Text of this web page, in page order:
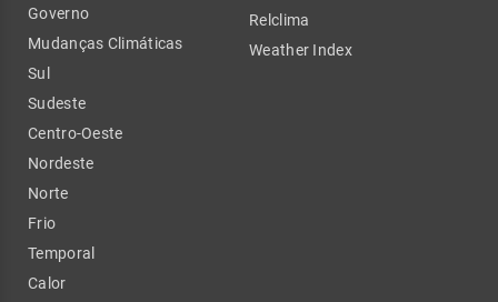
Governo
Mudanças Climáticas
Sul
Sudeste
Centro-Oeste
Nordeste
Norte
Frio
Temporal
Calor
Relclima
Weather Index